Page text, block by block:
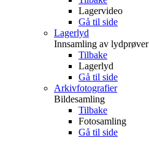
Lagervideo
Gå til side
Lagerlyd
Innsamling av lydprøver
Tilbake
Lagerlyd
Gå til side
Arkivfotografier
Bildesamling
Tilbake
Fotosamling
Gå til side